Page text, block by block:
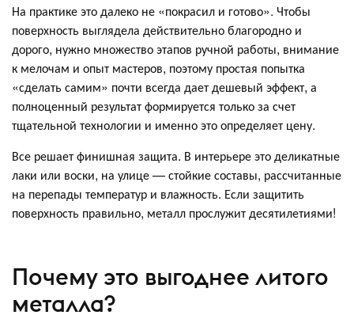
На практике это далеко не «покрасил и готово». Чтобы
поверхность выглядела действительно благородно и
дорого, нужно множество этапов ручной работы, внимание
к мелочам и опыт мастеров, поэтому простая попытка
«сделать самим» почти всегда дает дешевый эффект, а
полноценный результат формируется только за счет
тщательной технологии и именно это определяет цену.
Все решает финишная защита. В интерьере это деликатные
лаки или воски, на улице — стойкие составы, рассчитанные
на перепады температур и влажность. Если защитить
поверхность правильно, металл прослужит десятилетиями!
Почему это выгоднее литого
металла?